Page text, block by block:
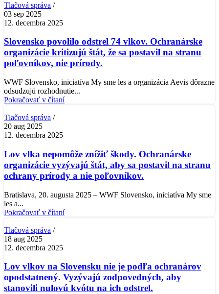
Tlačová správa
03 sep 2025
12. decembra 2025
Slovensko povolilo odstrel 74 vlkov. Ochranárske
organizácie kritizujú štát, že sa postavil na stranu
poľovníkov, nie prírody.
WWF Slovensko, iniciatíva My sme les a organizácia Aevis dôrazne
odsudzujú rozhodnutie...
Pokračovať v čítaní
Tlačová správa
20 aug 2025
12. decembra 2025
Lov vlka nepomôže znížiť škody. Ochranárske
organizácie vyzývajú štát, aby sa postavil na stranu
ochrany prírody a nie poľovníkov.
Bratislava, 20. augusta 2025 – WWF Slovensko, iniciatíva My sme
les a...
Pokračovať v čítaní
Tlačová správa
18 aug 2025
12. decembra 2025
Lov vlkov na Slovensku nie je podľa ochranárov
opodstatnený. Vyzývajú zodpovedných, aby
stanovili nulovú kvótu na ich odstrel.